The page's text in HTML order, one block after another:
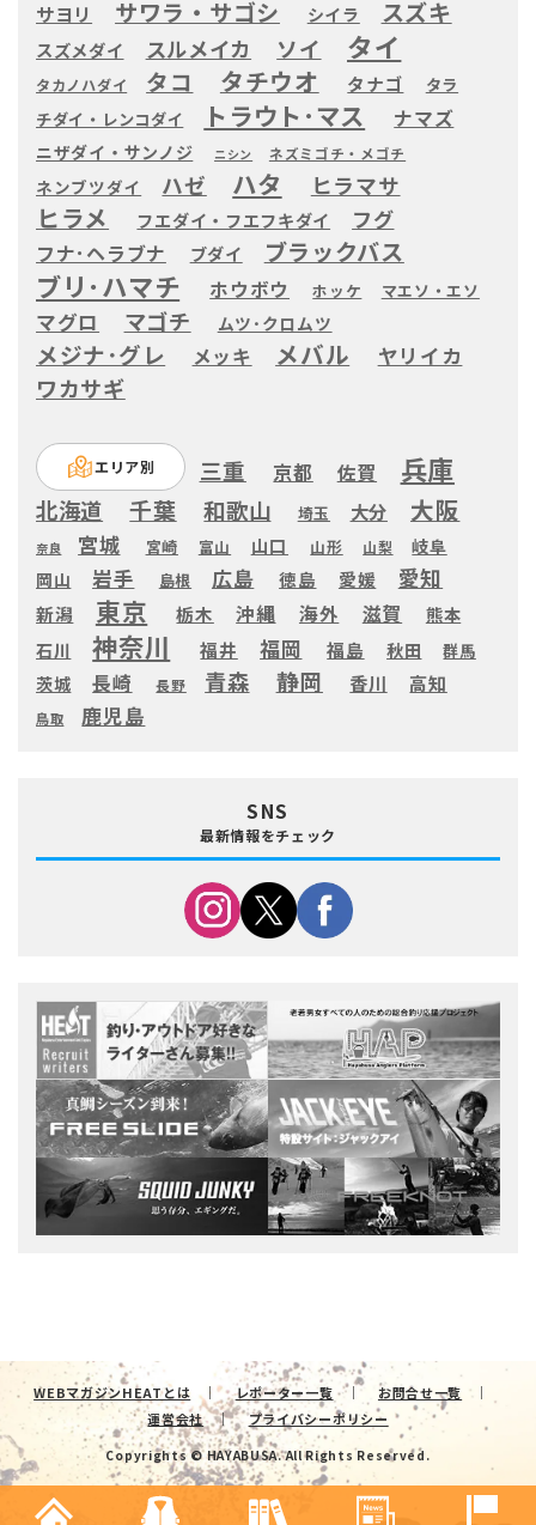
サヨリ サワラ・サゴシ シイラ スズキ
スズメダイ スルメイカ ソイ タイ
タカノハダイ タコ タチウオ タナゴ
タラ
チダイ・レンコダイ
トラウト･マス ナマズ
ニザダイ・サンノジ ニシン ネズミゴチ・メゴチ
ネンブツダイ ハゼ ハタ ヒラマサ
ヒラメ フエダイ・フエフキダイ フグ
フナ･ヘラブナ ブダイ ブラックバス
ブリ･ハマチ ホウボウ ホッケ マエソ・エソ
マグロ マゴチ ムツ･クロムツ
メジナ･グレ メッキ メバル ヤリイカ
ワカサギ
エリア別 三重 京都 佐賀 兵庫
北海道 千葉 和歌山 埼玉 大分 大阪
奈良 宮城 宮崎 富山 山口 山形 山梨
岐阜
岡山
岩手 島根 広島 徳島 愛媛 愛知
新潟 東京 栃木 沖縄 海外 滋賀
熊本
石川
神奈川 福井 福岡 福島 秋田 群馬
茨城 長崎 長野 青森 静岡 香川 高知
鳥取 鹿児島
SNS
最新情報をチェック
WEBマガジンHEATとは レポーター一覧
お問合せ一覧
運営会社
プライバシーポリシー
Copyrights © HAYABUSA. All Rights Reserved.